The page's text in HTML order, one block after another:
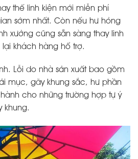
thế linh kiện mới miễn phí
sớm nhất. Còn nếu hư hỏng
xưởng cũng sẵn sàng thay linh
khách hàng hổ trợ.
Lỗi do nhà sản xuất bao gồm
mục, gãy khung sắc, hư phần
cho những trường hợp tự ý
khung.